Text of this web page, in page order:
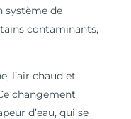
système de
contaminants,
l’air chaud et
changement
d’eau, qui se